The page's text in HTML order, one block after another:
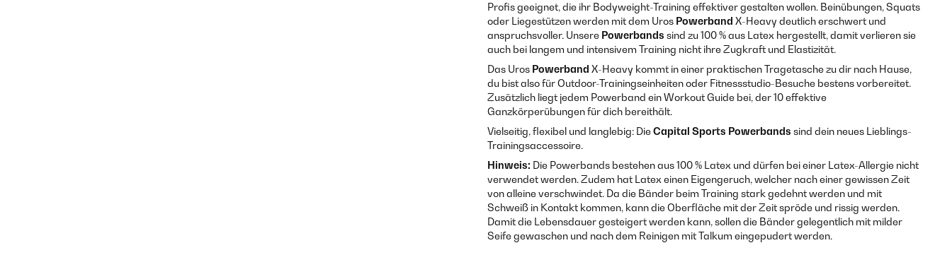
Profis geeignet, die ihr Bodyweight-Training effektiver gestalten wollen. Beinübungen, Squats
oder Liegestützen werden mit dem Uros Powerband X-Heavy deutlich erschwert und
anspruchsvoller. Unsere Powerbands sind zu 100 % aus Latex hergestellt, damit verlieren sie
auch bei langem und intensivem Training nicht ihre Zugkraft und Elastizität.
Das Uros Powerband X-Heavy kommt in einer praktischen Tragetasche zu dir nach Hause,
du bist also für Outdoor-Trainingseinheiten oder Fitnessstudio-Besuche bestens vorbereitet.
Zusätzlich liegt jedem Powerband ein Workout Guide bei, der 10 effektive
Ganzkörperübungen für dich bereithält.
Vielseitig, flexibel und langlebig: DieCapital Sports Powerbands sind dein neues Lieblings-
Trainingsaccessoire.
Hinweis: Die Powerbands bestehen aus 100 % Latex und dürfen bei einer Latex-Allergie nicht
verwendet werden. Zudem hat Latex einen Eigengeruch, welcher nach einer gewissen Zeit
von alleine verschwindet. Da die Bänder beim Training stark gedehnt werden und mit
Schweiß in Kontakt kommen, kann die Oberfläche mit der Zeit spröde und rissig werden.
Damit die Lebensdauer gesteigert werden kann, sollen die Bänder gelegentlich mit milder
Seife gewaschen und nach dem Reinigen mit Talkum eingepudert werden.